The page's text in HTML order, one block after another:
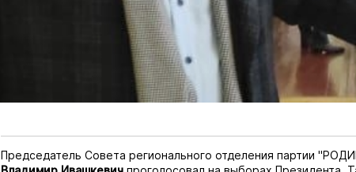
Председатель Совета регионального отделения партии